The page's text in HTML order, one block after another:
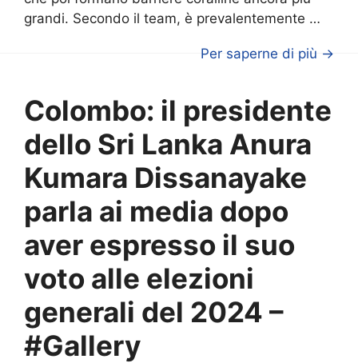
grandi. Secondo il team, è prevalentemente …
Per saperne di più →
Colombo: il presidente
dello Sri Lanka Anura
Kumara Dissanayake
parla ai media dopo
aver espresso il suo
voto alle elezioni
generali del 2024 –
#Gallery